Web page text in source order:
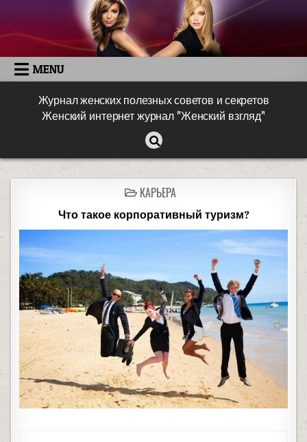
MENU
Журнал женских полезных советов и секретов
Женский интернет журнал "Женский взгляд"
КАРЬЕРА
Что такое корпоративный туризм?